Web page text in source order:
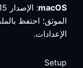
macOS
الموثق؛ احتفظ
الإعدادات.
Setup